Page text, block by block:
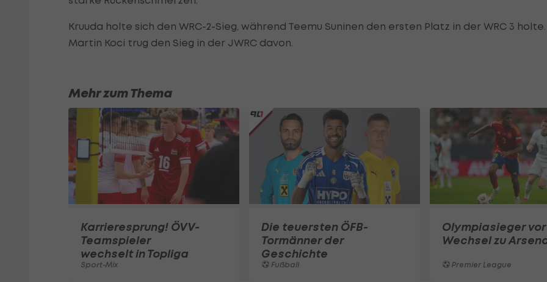
Kruuda holte sich den WRC-2-Sieg, während Teemu Suninen den ersten Platz in der WRC 3 holte.
Martin Koci trug den Sieg in der JWRC davon.
Mehr zum Thema
Karrieresprung! ÖVV-
Teamspieler
wechselt in Topliga
Sport-Mix
Die teuersten ÖFB-
Tormänner der
Geschichte
Fußball
Olympiasieger vor
Wechsel zu
Premier League